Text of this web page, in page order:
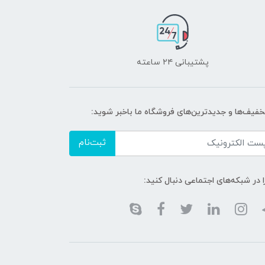
پشتیبانی ۲۴ ساعته
و جدیدترین‌های فروشگاه ما باخبر شوید:
ثبت‌نام
در شبکه‌های اجتماعی دنبال کنید: